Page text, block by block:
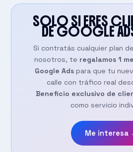
SOLO SI ERES
DE GOOGLE
Si contratás cualquier plan
nosotros, te regalamos 1
Google Adspara que tu
calle con tráfico real
Beneficio exclusivo de
como servicio
Me interesa